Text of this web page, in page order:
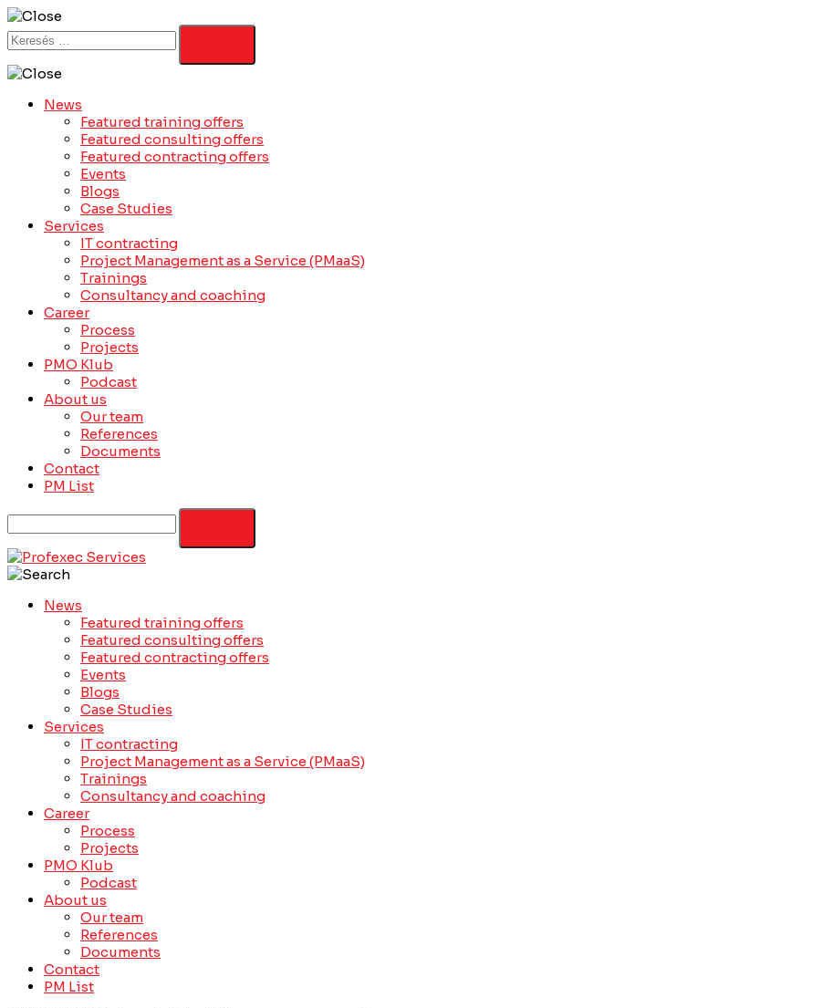
News
Featured training offers
Featured consulting offers
Featured contracting offers
Events
Blogs
Case Studies
Services
IT contracting
Project Management as a Service (PMaaS)
Trainings
Consultancy and coaching
Career
Process
Projects
PMO Klub
Podcast
About us
Our team
References
Documents
Contact
PM List
News
Featured training offers
Featured consulting offers
Featured contracting offers
Events
Blogs
Case Studies
Services
IT contracting
Project Management as a Service (PMaaS)
Trainings
Consultancy and coaching
Career
Process
Projects
PMO Klub
Podcast
About us
Our team
References
Documents
Contact
PM List